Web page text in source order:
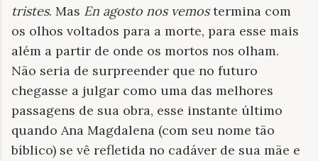
tristes. Mas En agosto nos vemostermina com
os olhos voltados para a morte, para esse mais
além a partir de onde os mortos nos olham.
Não seria de surpreender que no futuro
chegasse a julgar como uma das melhores
passagens de sua obra, esse instante último
quando Ana Magdalena (com seu nome tão
bíblico) se vê refletida no cadáver de sua mãe e